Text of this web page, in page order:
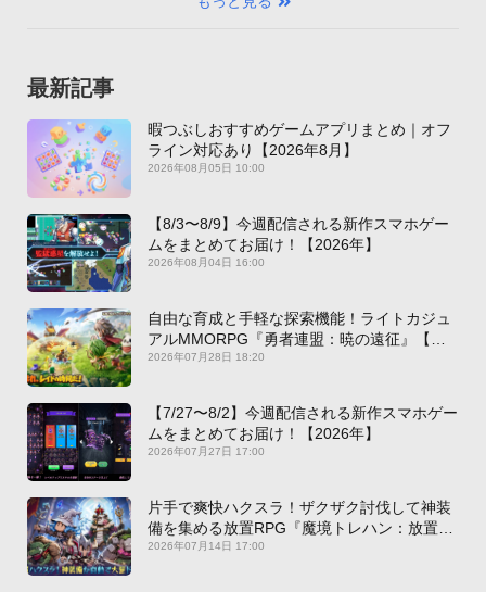
最新記事
暇つぶしおすすめゲームアプリまとめ｜オフ
ライン対応あり【2026年8月】
2026年08月05日 10:00
【8/3〜8/9】今週配信される新作スマホゲー
ムをまとめてお届け！【2026年】
2026年08月04日 16:00
自由な育成と手軽な探索機能！ライトカジュ
アルMMORPG『勇者連盟：暁の遠征』【最
新作PICKUP】
2026年07月28日 18:20
【7/27〜8/2】今週配信される新作スマホゲー
ムをまとめてお届け！【2026年】
2026年07月27日 17:00
片手で爽快ハクスラ！ザクザク討伐して神装
備を集める放置RPG『魔境トレハン：放置で
神装備』【最新作PICKUP】
2026年07月14日 17:00